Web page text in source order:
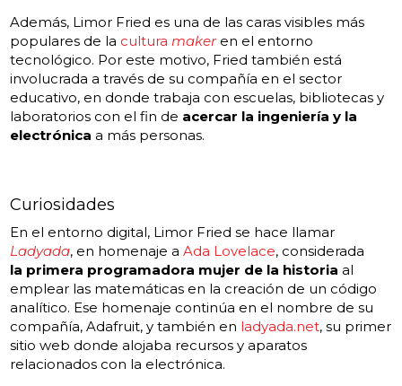
Además, Limor Fried es una de las caras visibles más
populares de la culturamakeren el entorno
tecnológico. Por este motivo, Fried también está
involucrada a través de su compañía en el sector
educativo, en donde trabaja con escuelas, bibliotecas y
laboratorios con el fin de acercar la ingeniería y la
electrónica a más personas.
Curiosidades
En el entorno digital, Limor Fried se hace llamar
Ladyada, en homenaje aAda Lovelace, considerada
la primera programadora mujer de la historia al
emplear las matemáticas en la creación de un código
analítico. Ese homenaje continúa en el nombre de su
compañía, Adafruit, y también en ladyada.net, su primer
sitio web donde alojaba recursos y aparatos
relacionados con la electrónica.